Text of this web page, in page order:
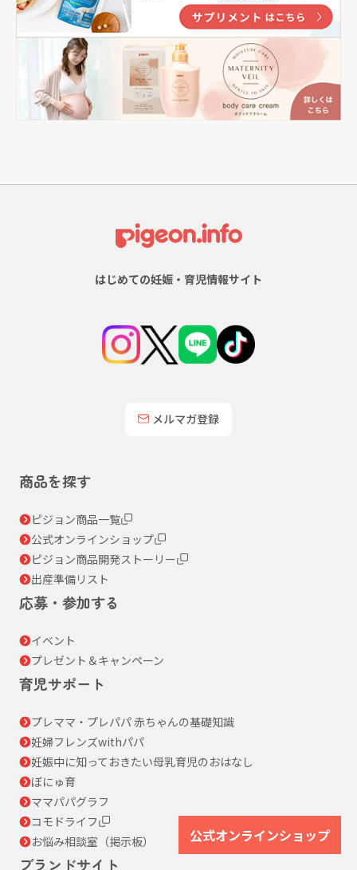
公式オンラインショップ
はじめての妊娠・育児情報サイト
メルマガ登録
商品を探す
ピジョン商品一覧
公式オンラインショップ
ピジョン商品開発ストーリー
出産準備リスト
応募・参加する
イベント
プレゼント＆キャンペーン
育児サポート
プレママ・プレパパ 赤ちゃんの基礎知識
妊婦フレンズwithパパ
妊娠中に知っておきたい母乳育児のおはなし
ぼにゅ育
ママパパグラフ
コモドライフ
お悩み相談室（掲示板）
ブランドサイト